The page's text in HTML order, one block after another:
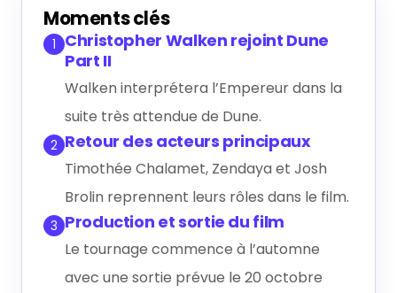
Générer le résumé IA
Moments clés
1
Christopher Walken rejoint Dune
Part II
Walken interprétera l’Empereur dans la
suite très attendue de Dune.
2 Retour des acteurs principaux
Timothée Chalamet, Zendaya et Josh
Brolin reprennent leurs rôles dans le film.
3 Production et sortie du film
Le tournage commence à l’automne
avec une sortie prévue le 20 octobre